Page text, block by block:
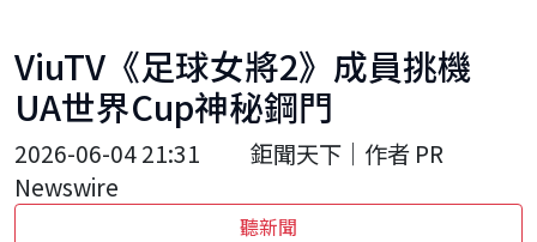
ViuTV《足球女將2》成員挑機
UA世界Cup神秘鋼門
2026-06-04 21:31
鉅聞天下｜作者 PR
Newswire
聽新聞